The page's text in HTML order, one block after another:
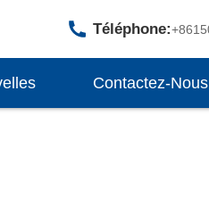
Téléphone:
Contactez-Nous